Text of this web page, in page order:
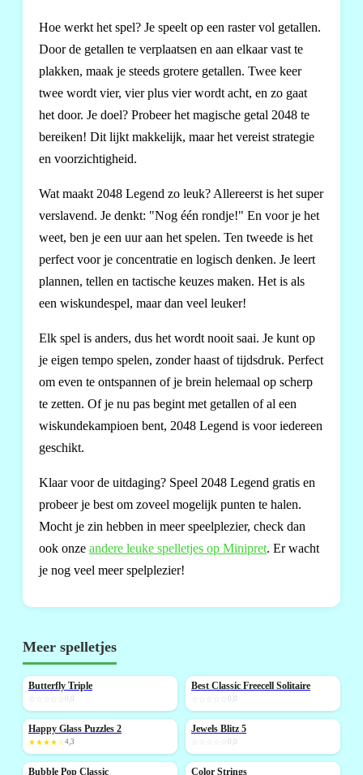
Hoe werkt het spel? Je speelt op een raster vol getallen.
Door de getallen te verplaatsen en aan elkaar vast te
plakken, maak je steeds grotere getallen. Twee keer
twee wordt vier, vier plus vier wordt acht, en zo gaat
het door. Je doel? Probeer het magische getal 2048 te
bereiken! Dit lijkt makkelijk, maar het vereist strategie
en voorzichtigheid.
Wat maakt 2048 Legend zo leuk? Allereerst is het super
verslavend. Je denkt: "Nog één rondje!" En voor je het
weet, ben je een uur aan het spelen. Ten tweede is het
perfect voor je concentratie en logisch denken. Je leert
plannen, tellen en tactische keuzes maken. Het is als
een wiskundespel, maar dan veel leuker!
Elk spel is anders, dus het wordt nooit saai. Je kunt op
je eigen tempo spelen, zonder haast of tijdsdruk. Perfect
om even te ontspannen of je brein helemaal op scherp
te zetten. Of je nu pas begint met getallen of al een
wiskundekampioen bent, 2048 Legend is voor iedereen
geschikt.
Klaar voor de uitdaging? Speel 2048 Legend gratis en
probeer je best om zoveel mogelijk punten te halen.
Mocht je zin hebben in meer speelplezier, check dan
ook onze andere leuke spelletjes op Minipret. Er wacht
je nog veel meer spelplezier!
Meer spelletjes
NIEUW
Butterfly Triple
0,0
NIEUW
Best Classic Freecell Solitaire
0,0
NIEUW
Happy Glass Puzzles 2
★★★★☆4,3
NIEUW
Jewels Blitz 5
0,0
Bubble Pop Classic Color Strings